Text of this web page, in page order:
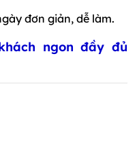
đơn giản, dễ làm.
ngon đầy đủ